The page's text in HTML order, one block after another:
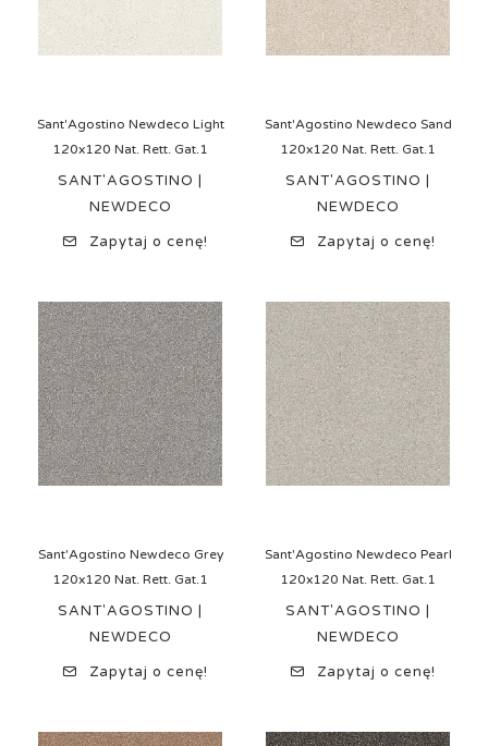
Sant'Agostino Newdeco Light
120x120 Nat. Rett. Gat.1
SANT'AGOSTINO |
NEWDECO
Zapytaj o cenę!
Sant'Agostino Newdeco Sand
120x120 Nat. Rett. Gat.1
SANT'AGOSTINO |
NEWDECO
Zapytaj o cenę!
Sant'Agostino Newdeco Grey
120x120 Nat. Rett. Gat.1
SANT'AGOSTINO |
NEWDECO
Zapytaj o cenę!
Sant'Agostino Newdeco Pearl
120x120 Nat. Rett. Gat.1
SANT'AGOSTINO |
NEWDECO
Zapytaj o cenę!